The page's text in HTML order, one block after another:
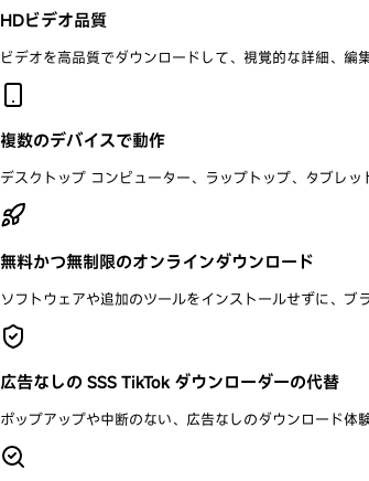
HDビデオ品質
ビデオを高品質でダウンロードして、視覚的な詳細、編
複数のデバイスで動作
デスクトップ コンピューター、ラップトップ、タブレ
無料かつ無制限のオンラインダウンロード
ソフトウェアや追加のツールをインストールせずに、ブ
広告なしの SSS TikTok ダウンローダーの代替
ポップアップや中断のない、広告なしのダウンロード体